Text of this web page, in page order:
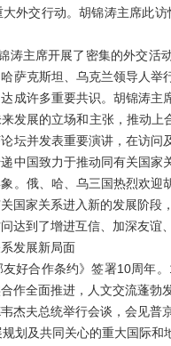
外交行动。胡锦涛主席此
主席开展了密集的外交活
萨克斯坦、乌克兰领导人
成许多重要共识。胡锦涛
发展的立场和主张，推动
坛并发表重要演讲，在访
中国致力于推动同有关国
。俄、哈、乌三国热烈欢
国家关系进入新的发展阶段
到了增进互信、加深友谊
发展新局面
合作条约》签署10周年。
作全面推进，人文交流蓬
夫总统举行会谈，会见普
划及共同关心的重大国际